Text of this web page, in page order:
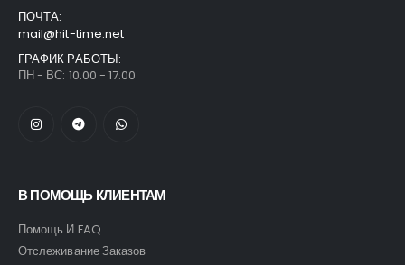
ПОЧТА:
mail@hit-time.net
ГРАФИК РАБОТЫ:
ПН - ВС: 10.00 - 17.00
В ПОМОЩЬ КЛИЕНТАМ
Помощь И FAQ
Отслеживание Заказов